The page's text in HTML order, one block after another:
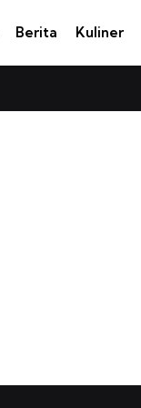
Berita Kuliner